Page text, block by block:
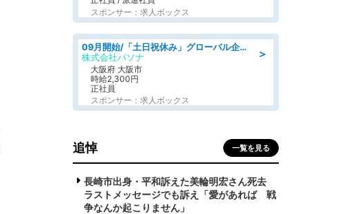
スポンサー：求人ボックス
＞
09月開始/「土日祝休み」グローバル企業での産業保健のお仕事/保健師/高時給/残業なし/服装自由
株式会社パソナ
大阪府 大阪市
時給2,300円
正社員
スポンサー：求人ボックス
追悼 一覧を見る
長崎市出身・平和訴えた美輪明宏さん死去
ラストメッセージでも訴え「愛があれば 戦
争なんか起こりません」